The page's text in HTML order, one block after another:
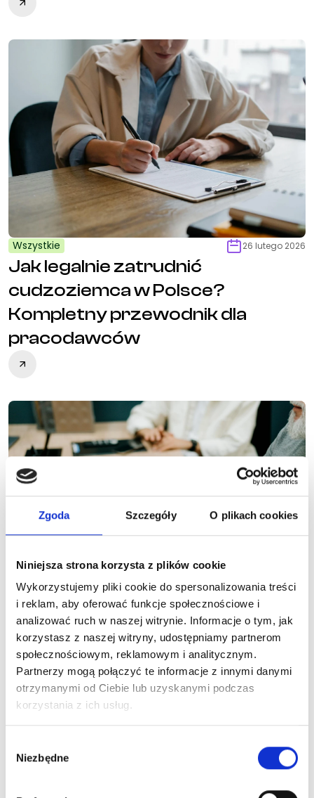
Zgoda Szczegóły O plikach cookies
Niniejsza strona korzysta z plików cookie
Wykorzystujemy pliki cookie do spersonalizowania treści
i reklam, aby oferować funkcje społecznościowe i
analizować ruch w naszej witrynie. Informacje o tym, jak
korzystasz z naszej witryny, udostępniamy partnerom
społecznościowym, reklamowym i analitycznym.
Partnerzy mogą połączyć te informacje z innymi danymi
otrzymanymi od Ciebie lub uzyskanymi podczas
korzystania z ich usług.
zgody
Niezbędne
Wszystkie 26 lutego 2026
Jak legalnie zatrudnić
cudzoziemca w Polsce?
Kompletny przewodnik dla
pracodawców
Wszystkie 26 lutego 2026
Zalety korzystania z agencji
pracy dla firm szukających
pracowników ze Wschodu